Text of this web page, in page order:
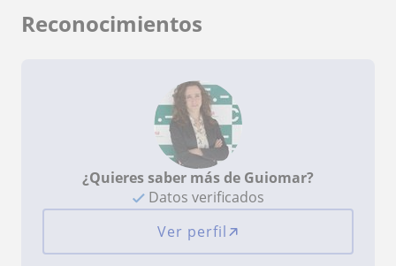
Reconocimientos
¿Quieres saber más de Guiomar?
Datos verificados
Ver perfil